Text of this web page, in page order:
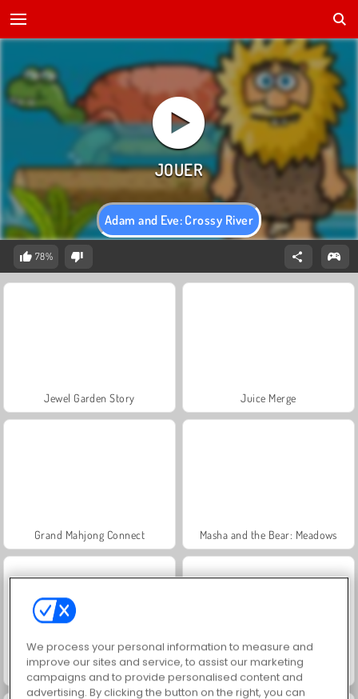
Adam and Eve: Crossy River
78%
Jewel Garden Story Juice Merge
Grand Mahjong Connect Masha and the Bear: Meadows
Scala 40 Trollface Quest: USA 2
We process your personal information to measure and
improve our sites and service, to assist our marketing
campaigns and to provide personalised content and
advertising. By clicking the button on the right, you can